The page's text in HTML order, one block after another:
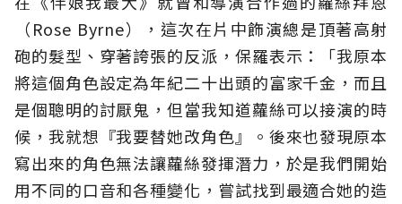
（Rose Byrne），這次在片中飾演總是頂著高射
砲的髮型、穿著誇張的反派，保羅表示：「我原本
將這個角色設定為年紀二十出頭的富家千金，而且
是個聰明的討厭鬼，但當我知道蘿絲可以接演的時
候，我就想『我要替她改角色』。後來也發現原本
寫出來的角色無法讓蘿絲發揮潛力，於是我們開始
用不同的口音和各種變化，嘗試找到最適合她的造